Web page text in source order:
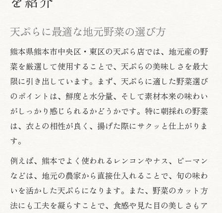
天ぷらに最適な地元野菜の選び方
熊本県熊本市中央区・東区の天ぷら店では、地元産の野
菜を厳選して使用することで、天ぷらの美味しさを最大
限に引き出しています。まず、天ぷらに適した野菜選び
のポイントは、鮮度と水分量、そして素材本来の味わい
がしっかり感じられるかどうかです。特に朝採れの野菜
は、衣との相性が良く、揚げた際にサクッと仕上がりま
す。
例えば、熊本でよく使われるレンコンやナス、ピーマン
などは、地元の農家から直接仕入れることで、旬の味わ
いを活かした天ぷらになります。また、野菜のカット方
法にも工夫を凝らすことで、食感や見た目の美しさもア